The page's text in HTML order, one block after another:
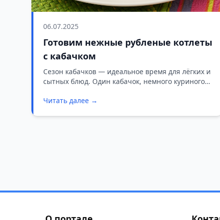
06.07.2025
Готовим нежные рубленые котлеты
с кабачком
Сезон кабачков — идеальное время для лёгких и
сытных блюд. Один кабачок, немного куриного
нежные котлеты, которые оценят и взрослые, и
Читать далее →